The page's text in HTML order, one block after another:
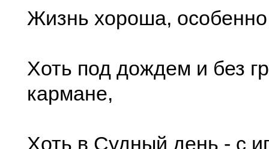
Жизнь хороша, особенно
Хоть под дождем и без
кармане,
Хоть в Судный день - с